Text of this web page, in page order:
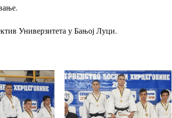
Универзитета у Бањој Луци.